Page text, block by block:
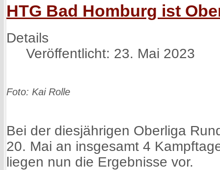
HTG Bad Homburg ist
Details
Veröffentlicht: 23. Mai 2023
Foto: Kai Rolle
Bei der diesjährigen Oberliga
20. Mai an insgesamt 4
liegen nun die Ergebnisse vor.